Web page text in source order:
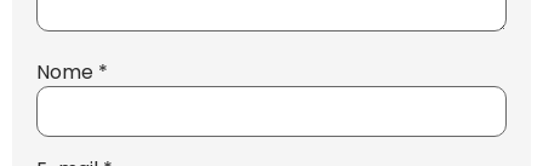
Nome *